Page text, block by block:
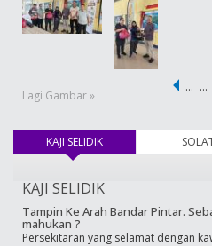
Lagi Gambar »
… …
KAJI SELIDIK(tab aktif)
KAJI SELIDIK
Tampin Ke Arah Bandar Pintar.
mahukan ?
Persekitaran yang selamat dengan